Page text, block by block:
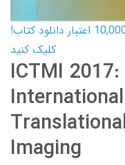
کارت اعتباری کتاب دانلود با 10,000,000 اعتبار دانلود کتاب!
کلیک کنید
ICTMI
Imaging